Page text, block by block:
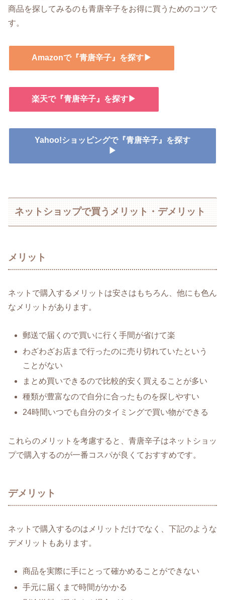
商品を探してみるのも青唐辛子をお得に買うためのコツで
す。
Amazonで『青唐辛子』を探す▶
楽天で『青唐辛子』を探す▶
Yahoo!ショッピングで『青唐辛子』を探す
▶
ネットショップで買うメリット・デメリット
メリット
ネットで購入するメリットは安さはもちろん、他にも色ん
なメリットがあります。
郵送で届くので買いに行く手間が省けて楽
わざわざお店まで行ったのに売り切れていたという
ことがない
まとめ買いできるので比較的安く買えることが多い
種類が豊富なので自分に合ったものを探しやすい
24時間いつでも自分のタイミングで買い物ができる
これらのメリットを考慮すると、青唐辛子はネットショッ
プで購入するのが一番コスパが良くておすすめです。
デメリット
ネットで購入するのはメリットだけでなく、下記のような
デメリットもあります。
商品を実際に手にとって確かめることができない
手元に届くまで時間がかかる